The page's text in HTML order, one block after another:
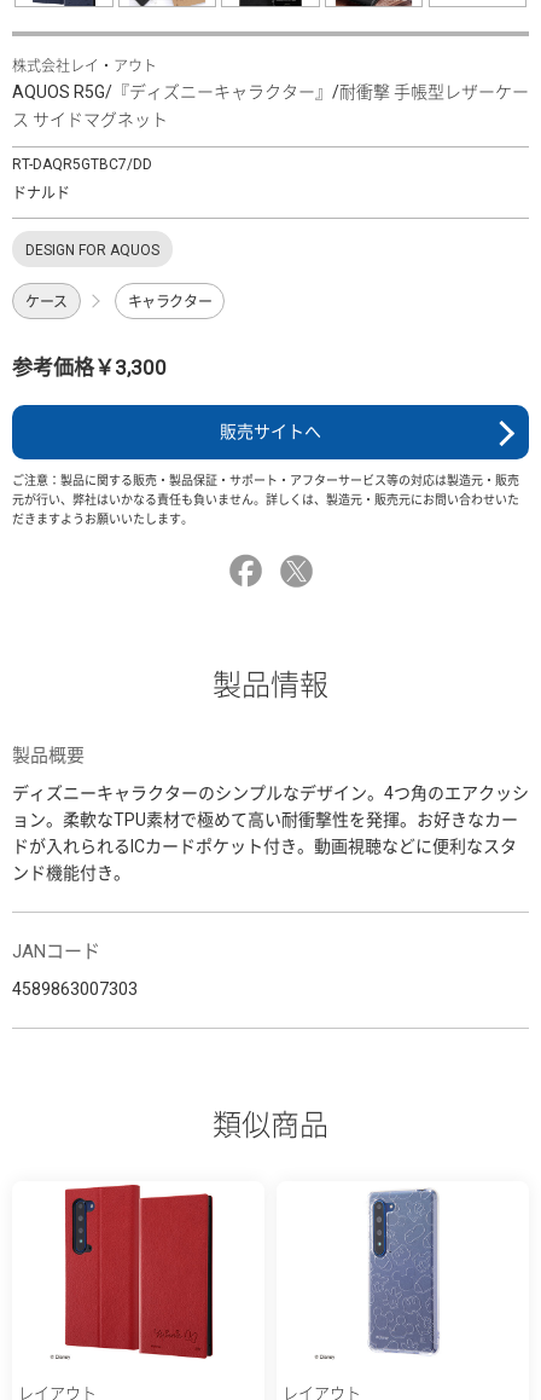
株式会社レイ・アウト
AQUOS R5G/『ディズニーキャラクター』/耐衝撃 手帳型レザーケー
ス サイドマグネット
RT-DAQR5GTBC7/DD
ドナルド
DESIGN FOR AQUOS
ケース キャラクター
参考価格￥3,300
販売サイトへ
ご注意：製品に関する販売・製品保証・サポート・アフターサービス等の対応は製造元・販売
元が行い、弊社はいかなる責任も負いません。詳しくは、製造元・販売元にお問い合わせいた
だきますようお願いいたします。
製品情報
製品概要
ディズニーキャラクターのシンプルなデザイン。4つ角のエアクッシ
ョン。柔軟なTPU素材で極めて高い耐衝撃性を発揮。お好きなカー
ドが入れられるICカードポケット付き。動画視聴などに便利なスタ
ンド機能付き。
JANコード
4589863007303
類似商品
レイアウト レイアウト